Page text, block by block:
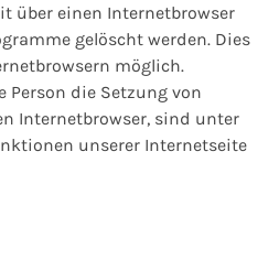
über einen Internetbrowser
gelöscht werden. Dies
möglich.
Person die Setzung von
Internetbrowser, sind unter
unserer Internetseite